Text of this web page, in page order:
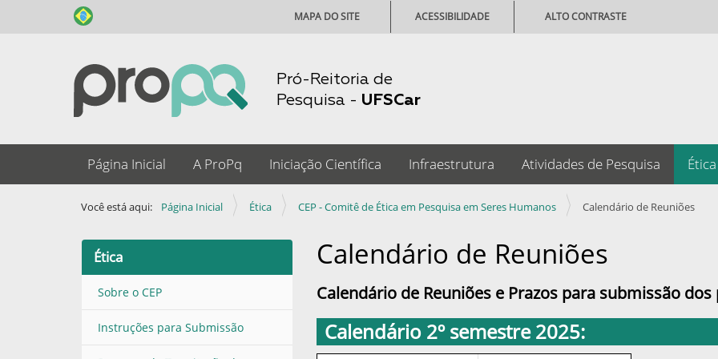
Pró-Reitoria de
Pesquisa - UFSCar
MAPA DO SITE ACESSIBILIDADE ALTO CONTRASTE
Página Inicial A ProPq Iniciação Científica Infraestrutura Atividades de Pesquisa Ética
Você está aqui: Página Inicial Ética CEP - Comitê de Ética em Pesquisa em Seres Humanos Calendário de Reuniões
Ética
Sobre o CEP
Instruções para Submissão
Calendário de Reuniões
Calendário de Reuniões e Prazos para submissão
Calendário 2º semestre 2025: